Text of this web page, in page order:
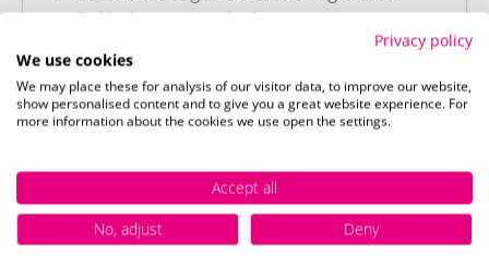
Artikel in Ihren Warenkorb.
Schritt 2:
Upload Ihres Logos oder Motivs
Laden Sie auf unserer
Privacy policy
We use cookies
We may place these for analysis of our visitor data, to improve our website,
show personalised content and to give you a great website experience. For
more information about the cookies we use open the settings.
Accept all
No, adjust
Deny